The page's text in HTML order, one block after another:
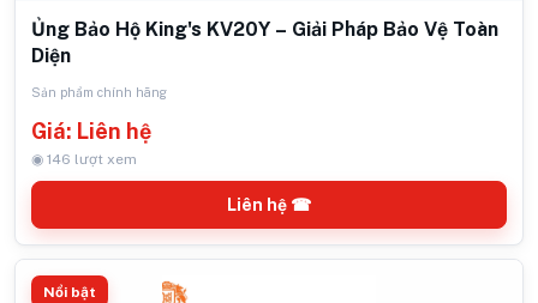
Ủng Bảo Hộ King's KV20Y – Giải Pháp Bảo Vệ Toàn
Diện
Sản phẩm chính hãng
Giá: Liên hệ
◉ 146 lượt xem
Liên hệ ☎
Nổi bật